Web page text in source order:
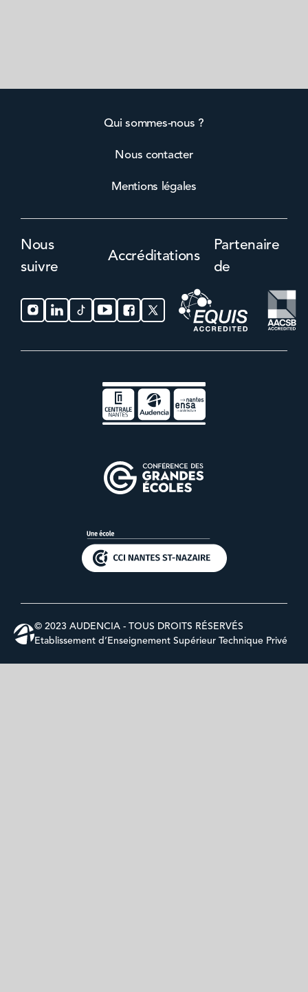
Qui sommes-nous ?
Nous contacter
Mentions légales
Nous
suivre
Accréditations
Partenaire
de
© 2023 AUDENCIA - TOUS DROITS RÉSERVÉS
Etablissement d’Enseignement Supérieur Technique Privé